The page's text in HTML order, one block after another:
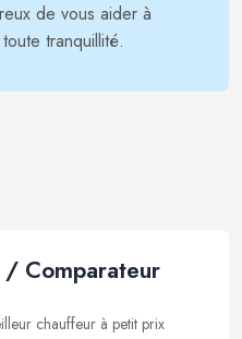
de vous aider à
tranquillité.
Comparateur
chauffeur à petit prix